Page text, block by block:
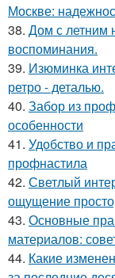
Москве:
38. Дом с летним
воспоминания.
39. Изюминка
ретро - деталью.
40. Забор из
особенности
41. Удобство и
профнастила
42. Светлый
ощущение
43. Основные
материалов:
44. Какие